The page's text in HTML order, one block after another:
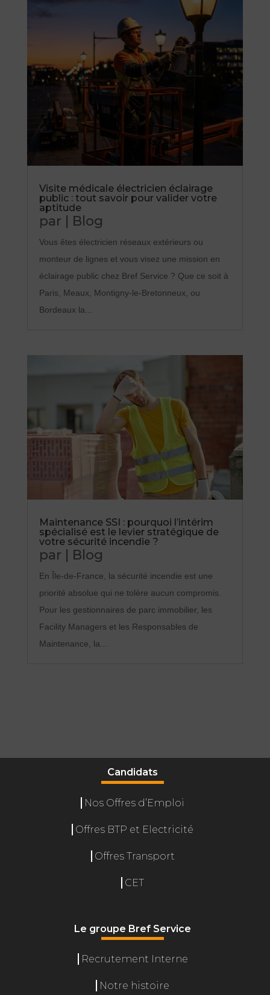
Visite médicale électricien éclairage
public : tout savoir pour valider votre
aptitude
par Blog
Vous êtes électricien réseaux extérieurs ou
monteur de lignes et vous visez une mission en
éclairage public chez Bref Service ? Que ce soit à
Paris, Meaux, Montigny-le-Bretonneux, ou
Bordeaux la...
Maintenance SSI : pourquoi l’intérim
spécialisé est le levier stratégique de
votre sécurité incendie ?
par | Blog
En Île-de-France, la sécurité incendie est une
priorité absolue qui ne tolère aucun compromis.
Pour les gestionnaires de parc immobilier, les
Facility Managers et les Responsables de
Maintenance, la...
Candidats
Nos Offres d’Emploi
Offres BTP et Electricité
Offres Transport
CET
Le groupe Bref Service
Recrutement Interne
Notre histoire